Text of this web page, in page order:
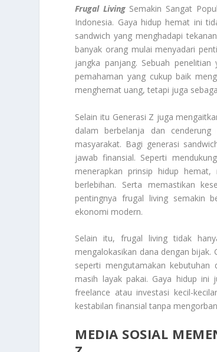
Frugal LivingSemakin Sangat
Indonesia. Gaya hidup hemat ini
sandwich yang menghadapi
banyak orang mulai menyadari
jangka panjang. Sebuah
pemahaman yang cukup baik
menghemat uang, tetapi juga
Selain itu Generasi Z juga
dalam berbelanja dan
masyarakat. Bagi generasi
jawab finansial. Seperti
menerapkan prinsip hidup
berlebihan. Serta memastikan
pentingnya frugal living semakin
ekonomi modern.
Selain itu, frugal living tidak
mengalokasikan dana dengan
seperti mengutamakan
masih layak pakai. Gaya hidup ini
freelance atau investasi kecil-
kestabilan finansial tanpa
MEDIA SOSIAL